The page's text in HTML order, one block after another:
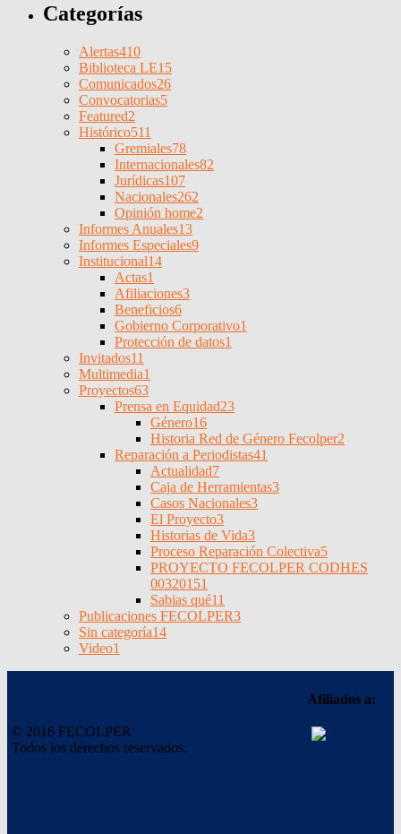
Categorías
Alertas410
Biblioteca LE15
Comunicados26
Convocatorias5
Featured2
Histórico511
Gremiales78
Internacionales82
Jurídicas107
Nacionales262
Opinión home2
Informes Anuales13
Informes Especiales9
Institucional14
Actas1
Afiliaciones3
Beneficios6
Gobierno Corporativo1
Protección de datos1
Invitados11
Multimedia1
Proyectos63
Prensa en Equidad23
Género16
Historia Red de Género Fecolper2
Reparación a Periodistas41
Actualidad7
Caja de Herramientas3
Casos Nacionales3
El Proyecto3
Historias de Vida3
Proceso Reparación Colectiva5
PROYECTO FECOLPER CODHES
00320151
Sabias qué11
Publicaciones FECOLPER3
Sin categoría14
Video1
© 2016 FECOLPER
Todos los derechos reservados.
Afiliados a: